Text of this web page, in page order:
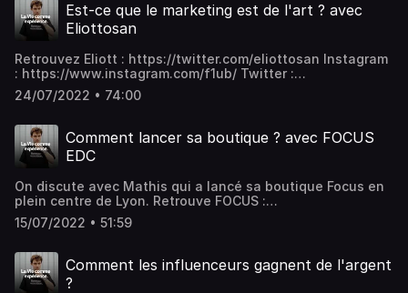
Est-ce que le marketing est de l'art ? avec
Eliottosan
Retrouvez Eliott : https://twitter.com/eliottosan Instagram
: https://www.instagram.com/f1ub/ Twitter :
https://twitter.com/ImFlub Forever Vacation :
https://www.forever-vacation.com
24/07/2022 • 74:00
Comment lancer sa boutique ? avec FOCUS
EDC
On discute avec Mathis qui a lancé sa boutique Focus en
plein centre de Lyon. Retrouve FOCUS :
https://www.instagram.com/focus_edc/ Mathis :
https://www.instagram.com/mathis.fcs/ Instagram :
https://twitter.com/ImFlub Forever Vacation :
https://www.forever-vacation.com
15/07/2022 • 51:59
Comment les influenceurs gagnent de l'argent
?